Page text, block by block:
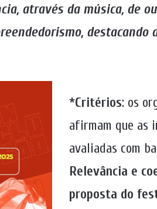
através da música, de
destacando
*Critérios: os
afirmam que as
avaliadas com
Relevância e
proposta do